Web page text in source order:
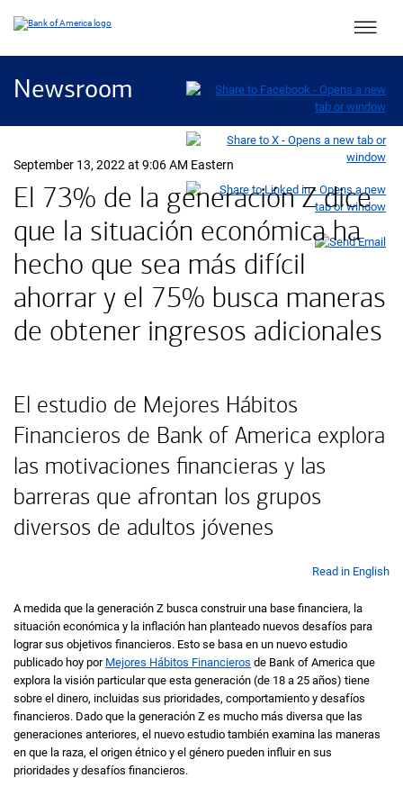
Main
Newsroom
September 13, 2022 at 9:06 AM Eastern
El 73% de la generación Z dice
que la situación económica ha
hecho que sea más difícil
ahorrar y el 75% busca maneras
de obtener ingresos adicionales
El estudio de Mejores Hábitos
Financieros de Bank of America explora
las motivaciones financieras y las
barreras que afrontan los grupos
diversos de adultos jóvenes
Read in English
A medida que la generación Z busca construir una base financiera, la
situación económica y la inflación han planteado nuevos desafíos para
lograr sus objetivos financieros. Esto se basa en un nuevo estudio
publicado hoy por Mejores Hábitos Financieros de Bank of America que
explora la visión particular que esta generación (de 18 a 25 años) tiene
sobre el dinero, incluidas sus prioridades, comportamiento y desafíos
financieros. Dado que la generación Z es mucho más diversa que las
generaciones anteriores, el nuevo estudio también examina las maneras
en que la raza, el origen étnico y el género pueden influir en sus
prioridades y desafíos financieros.